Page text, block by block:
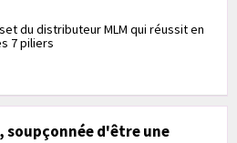
du distributeur MLM qui réussit en
7 piliers
soupçonnée d'être une